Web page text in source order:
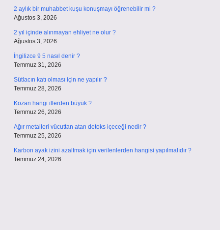
2 aylık bir muhabbet kuşu konuşmayı öğrenebilir mi ?
Ağustos 3, 2026
2 yıl içinde alınmayan ehliyet ne olur ?
Ağustos 3, 2026
İngilizce 9 5 nasıl denir ?
Temmuz 31, 2026
Sütlacın katı olması için ne yapılır ?
Temmuz 28, 2026
Kozan hangi illerden büyük ?
Temmuz 26, 2026
Ağır metalleri vücuttan atan detoks içeceği nedir ?
Temmuz 25, 2026
Karbon ayak izini azaltmak için verilenlerden hangisi yapılmalıdır ?
Temmuz 24, 2026